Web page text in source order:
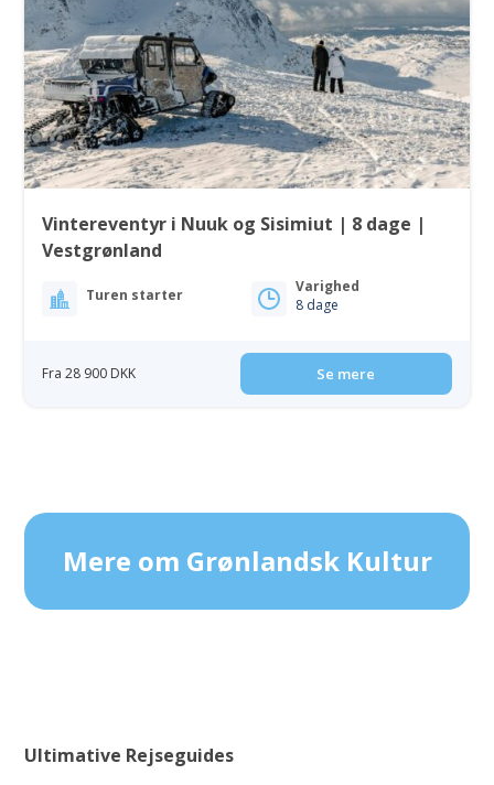
Vintereventyr i Nuuk og Sisimiut | 8 dage |
Vestgrønland
Turen starter
Varighed
8 dage
Fra 28 900 DKK Se mere
Mere om Grønlandsk Kultur
Ultimative Rejseguides